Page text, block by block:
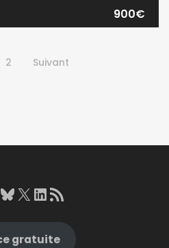
900€
2 Suivant
Bluesky
X LinkedIn
RSS Feed
gratuite